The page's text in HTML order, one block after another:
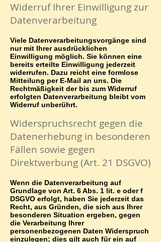
Widerruf Ihrer Einwilligung zur
Datenverarbeitung
Viele Datenverarbeitungsvorgänge sind
nur mit Ihrer ausdrücklichen
Einwilligung möglich. Sie können eine
bereits erteilte Einwilligung jederzeit
widerrufen. Dazu reicht eine formlose
Mitteilung per E-Mail an uns. Die
Rechtmäßigkeit der bis zum Widerruf
erfolgten Datenverarbeitung bleibt vom
Widerruf unberührt.
Widerspruchsrecht gegen die
Datenerhebung in besonderen
Fällen sowie gegen
Direktwerbung (Art. 21 DSGVO)
Wenn die Datenverarbeitung auf
Grundlage von Art. 6 Abs. 1 lit. e oder f
DSGVO erfolgt, haben Sie jederzeit das
Recht, aus Gründen, die sich aus Ihrer
besonderen Situation ergeben, gegen
die Verarbeitung Ihrer
personenbezogenen Daten Widerspruch
einzulegen; dies gilt auch für ein auf